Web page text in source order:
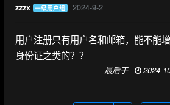
zzzx 一级用户组 2024-9-2
用户注册只有用户名和邮箱，能不能
身份证之类的？？
最后于 2024-